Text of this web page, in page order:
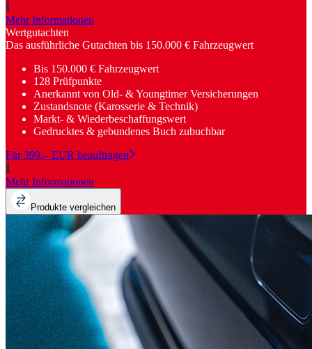
Mehr Informationen
Wertgutachten
Das ausführliche Gutachten bis 150.000 € Fahrzeugwert
Bis 150.000 € Fahrzeugwert
128 Prüfpunkte
Anerkannt von Old- & Youngtimer Versicherungen
Zustandsnote (Karosserie & Technik)
Markt- & Wiederbeschaffungswert
Gedrucktes & gebundenes Buch zubuchbar
Für 399,– EUR beauftragen
Mehr Informationen
Produkte vergleichen